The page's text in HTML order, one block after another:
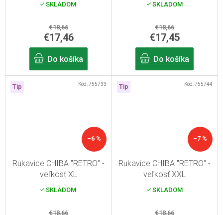
SKLADOM
€18,66
€17,46
Do košíka
SKLADOM
€18,66
€17,45
Do košíka
Tip
–6 %
Rukavice CHIBA "RETRO" -
veľkosť XL
SKLADOM
€18,66
Kód:755733 Tip
–7 %
Rukavice CHIBA "RETRO" -
veľkosť XXL
SKLADOM
€18,66
Kód:755744